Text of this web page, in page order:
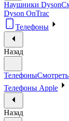
Наушники Dyson
Dyson OnTrac
Телефоны
Назад
Телефоны
Телефоны Apple
Назад